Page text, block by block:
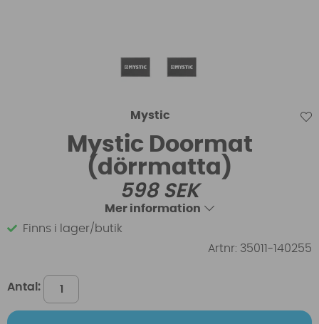
Mystic
Mystic Doormat
(dörrmatta)
598SEK
Mer information
Finns i lager/butik
Artnr: 35011-140255
Antal: